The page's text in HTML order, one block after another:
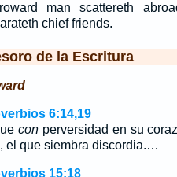
man scattereth
chief friends.
de la Escritura
6:14,19
con perversidad en su
el que siembra discordia.…
15:18